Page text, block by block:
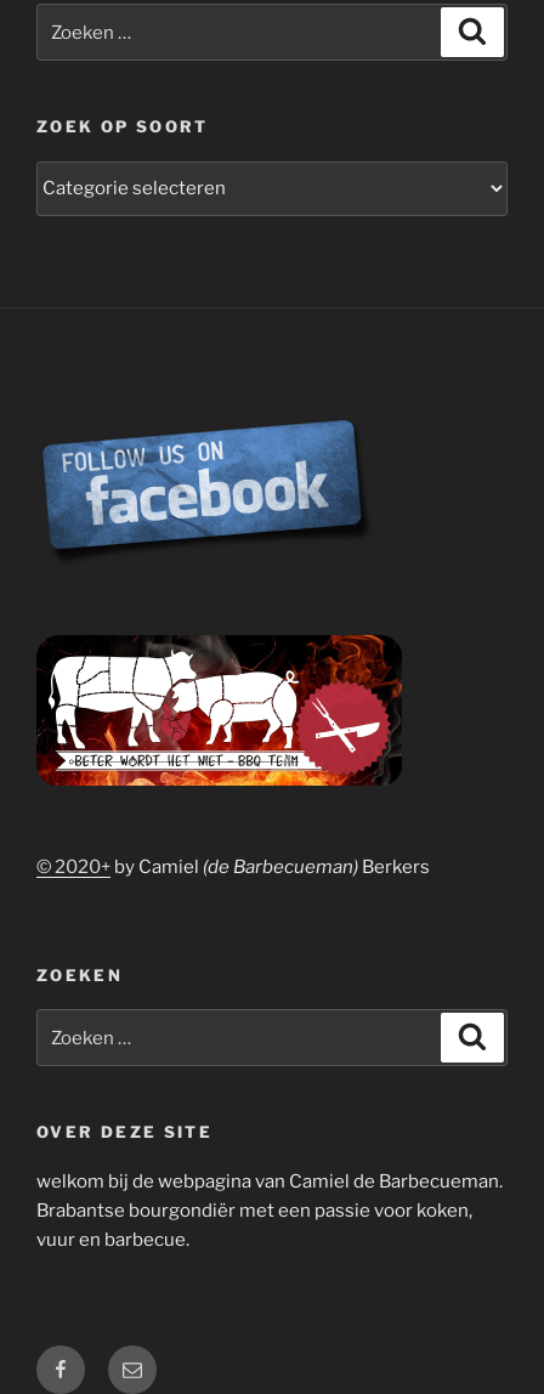
ZOEK OP SOORT
zoek
© 2020+ by Camiel (de Barbecueman) Berkers
ZOEKEN
OVER DEZE SITE
welkom bij de webpagina van Camiel de Barbecueman.
Brabantse bourgondiër met een passie voor koken,
vuur en barbecue.
Facebook
E-